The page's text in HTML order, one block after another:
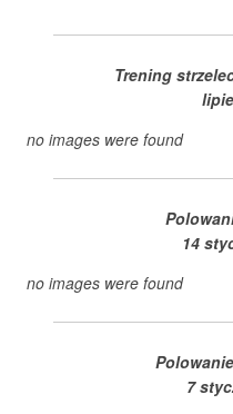
Trening
no images were found
14
no images were found
7